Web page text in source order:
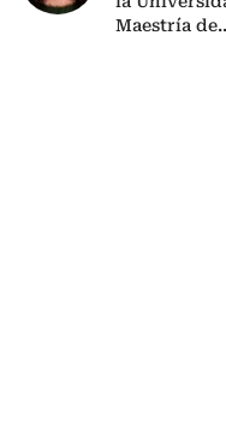
Maestría de